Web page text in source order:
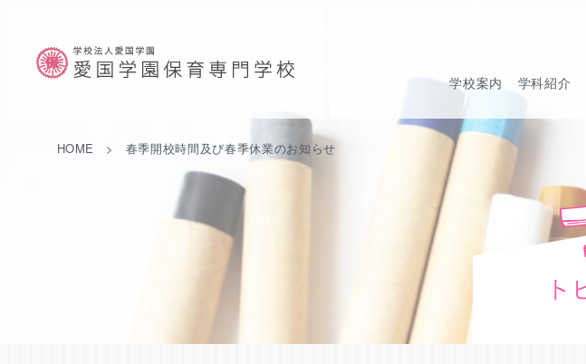
学校案内 学科紹介
HOME 春季開校時間及び春季休業のお知らせ